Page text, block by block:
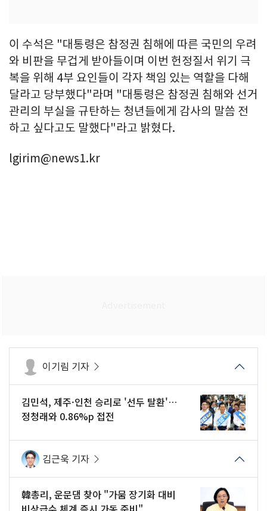
이 수석은 "대통령은 참정권 침해에 따른 국민의 우려
와 비판을 무겁게 받아들이며 이번 헌정질서 위기 극
복을 위해 4부 요인들이 각자 책임 있는 역할을 다해
달라고 당부했다"라며 "대통령은 참정권 침해와 선거
관리의 부실을 규탄하는 청년들에게 감사의 말씀 전
하고 싶다고도 말했다"라고 밝혔다.
lgirim@news1.kr
이기림 기자
김민석, 제주·인천 승리로 '선두 탈환'…
정청래와 0.86%p 접전
김근욱 기자
韓총리, 운문댐 찾아 "가뭄 장기화 대비